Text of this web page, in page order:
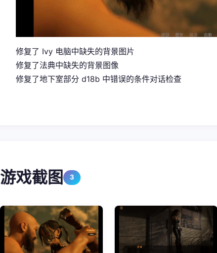
修复了 Ivy 电脑中缺失的背景图片
修复了法典中缺失的背景图像
修复了地下室部分 d18b 中错误的条件对话检查
游戏截图 3